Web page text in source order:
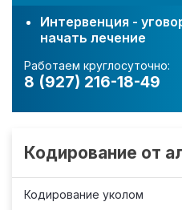
Интервенция -
начать лечение
Работаем круглосуточно:
8 (927) 216-18-49
Кодирование от
Кодирование уколом